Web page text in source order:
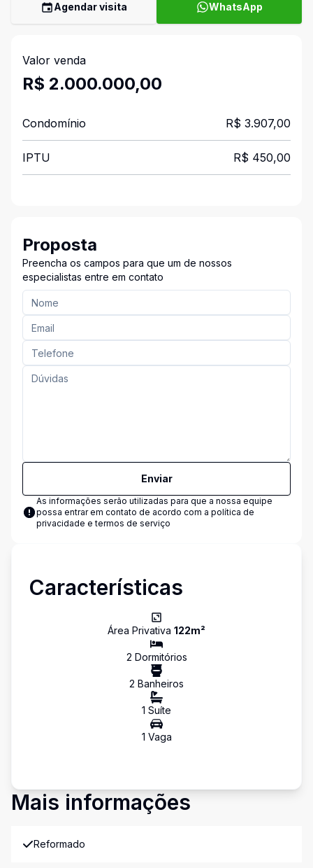
Agendar visita WhatsApp
Valor venda
R$ 2.000.000,00
Condomínio R$ 3.907,00
IPTU R$ 450,00
Proposta
Preencha os campos para que um de nossos
especialistas entre em contato
Enviar
As informações serão utilizadas para que a nossa equipe
possa entrar em contato de acordo com a política de
privacidade e termos de serviço
Características
Área Privativa 122m²
2 Dormitórios
2 Banheiros
1 Suíte
1 Vaga
Mais informações
Reformado